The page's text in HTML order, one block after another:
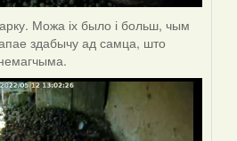
Можа іх было і больш, чым
здабычу ад самца, што